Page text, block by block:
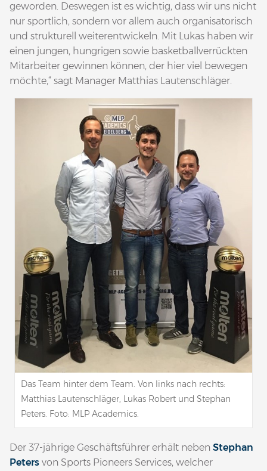
geworden. Deswegen ist es wichtig, dass wir uns nicht
nur sportlich, sondern vor allem auch organisatorisch
und strukturell weiterentwickeln. Mit Lukas haben wir
einen jungen, hungrigen sowie basketballverrückten
Mitarbeiter gewinnen können, der hier viel bewegen
möchte,“ sagt Manager Matthias Lautenschläger.
Das Team hinter dem Team. Von links nach rechts:
Matthias Lautenschläger, Lukas Robert und Stephan
Peters. Foto: MLP Academics.
Der 37-jährige Geschäftsführer erhält neben Stephan
Peters von Sports Pioneers Services, welcher